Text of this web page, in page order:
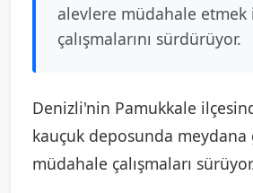
alevlere müdahale etmek
çalışmalarını sürdürüyor.
Denizli'nin Pamukkale
kauçuk deposunda meydana
müdahale çalışmaları